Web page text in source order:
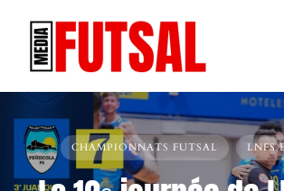
content
CHAMPIONNATS FUTSAL LNFS